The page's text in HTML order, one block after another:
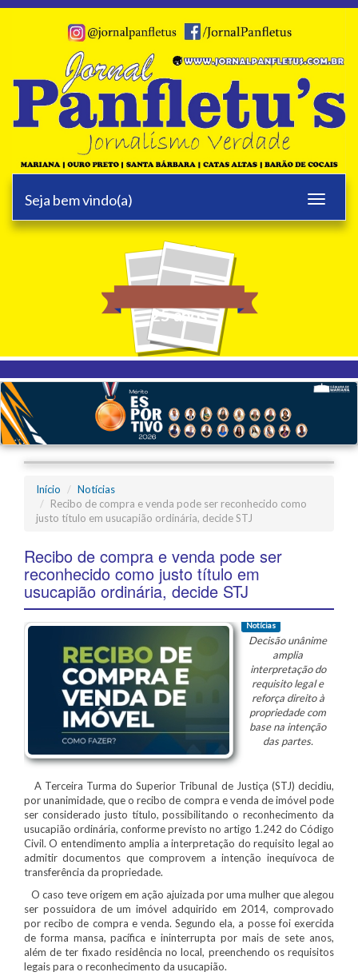
Toggle
Seja bem vindo(a)
25 anos
Início
Notícias
Recibo de compra e venda pode ser reconhecido como
justo título em usucapião ordinária, decide STJ
Recibo de compra e venda pode ser
reconhecido como justo título em
usucapião ordinária, decide STJ
Notícias
Decisão unânime
amplia
interpretação do
requisito legal e
reforça direito à
propriedade com
base na intenção
das partes.
A Terceira Turma do Superior Tribunal de Justiça (STJ) decidiu,
por unanimidade, que o recibo de compra e venda de imóvel pode
ser considerado justo título, possibilitando o reconhecimento da
usucapião ordinária, conforme previsto no artigo 1.242 do Código
Civil. O entendimento amplia a interpretação do requisito legal ao
admitir documentos que comprovem a intenção inequívoca de
transferência da propriedade.
O caso teve origem em ação ajuizada por uma mulher que alegou
ser possuidora de um imóvel adquirido em 2014, comprovado
por recibo de compra e venda. Segundo ela, a posse foi exercida
de forma mansa, pacífica e ininterrupta por mais de sete anos,
além de ter fixado residência no local, preenchendo os requisitos
legais para o reconhecimento da usucapião.